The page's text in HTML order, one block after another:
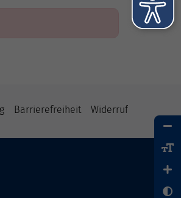
Barrierefreiheit Widerruf